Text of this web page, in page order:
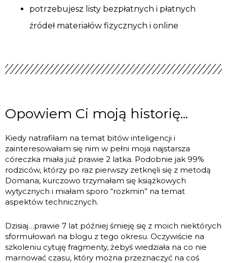
potrzebujesz listy bezpłatnych i płatnych
źródeł materiałów fizycznych i online
Opowiem Ci moją historię...
Kiedy natrafiłam na temat bitów inteligencji i
zainteresowałam się nim w pełni moja najstarsza
córeczka miała już prawie 2 latka. Podobnie jak 99%
rodziców, którzy po raz pierwszy zetknęli się z metodą
Domana, kurczowo trzymałam się książkowych
wytycznych i miałam sporo “rozkmin” na temat
aspektów technicznych.
Dzisiaj…prawie 7 lat później śmieję się z moich niektórych
sformułowań na blogu z tego okresu. Oczywiście na
szkoleniu cytuję fragmenty, żebyś wiedziała na co nie
marnować czasu, który można przeznaczyć na coś